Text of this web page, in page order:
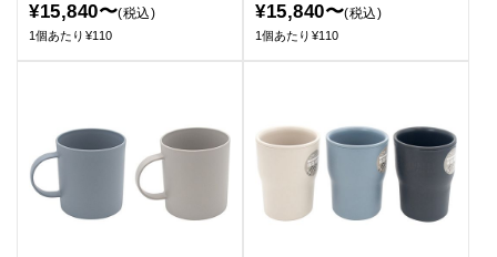
¥15,840〜(税込)
1個あたり¥110
¥15,840〜(税込)
1個あたり¥110